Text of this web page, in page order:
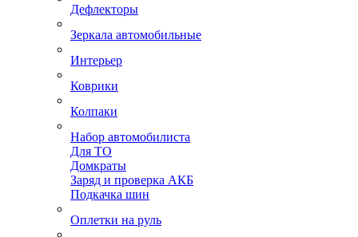
Дефлекторы
Зеркала автомобильные
Интерьер
Коврики
Колпаки
Набор автомобилиста
Для ТО
Домкраты
Заряд и проверка АКБ
Подкачка шин
Оплетки на руль